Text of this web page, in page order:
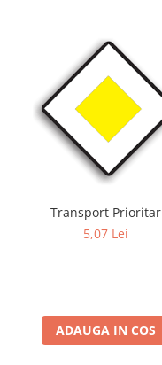
Transport Prioritar
5,07 Lei
ADAUGA IN COS